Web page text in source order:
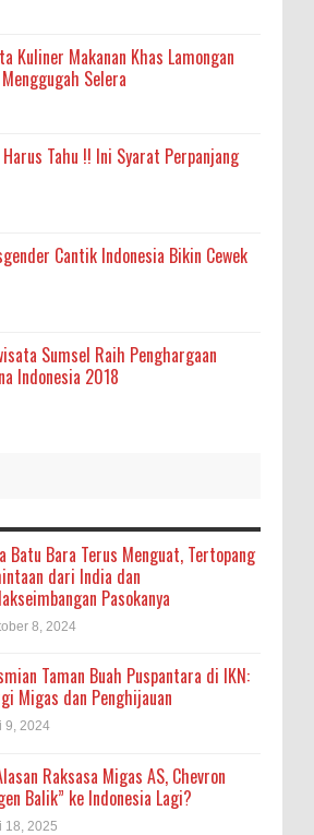
Kuliner Makanan Khas Lamongan
Selera
Tahu !! Ini Syarat Perpanjang
Cantik Indonesia Bikin Cewek
Sumsel Raih Penghargaan
Indonesia 2018
Batu Bara Terus Menguat, Tertopang
dari India dan
Pasokanya
8, 2024
Taman Buah Puspantara di IKN:
Migas dan Penghijauan
9, 2024
Raksasa Migas AS, Chevron
Balik” ke Indonesia Lagi?
18, 2025